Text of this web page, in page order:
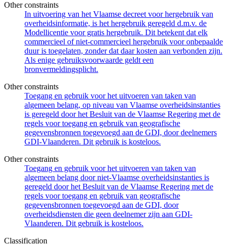
Other constraints
In uitvoering van het Vlaamse decreet voor hergebruik van
overheidsinformatie, is het hergebruik geregeld d.m.v. de
Modellicentie voor gratis hergebruik. Dit betekent dat elk
commercieel of niet-commercieel hergebruik voor onbepaalde
duur is toegelaten, zonder dat daar kosten aan verbonden zijn.
Als enige gebruiksvoorwaarde geldt een
bronvermeldingsplicht.
Other constraints
Toegang en gebruik voor het uitvoeren van taken van
algemeen belang, op niveau van Vlaamse overheidsinstanties
is geregeld door het Besluit van de Vlaamse Regering met de
regels voor toegang en gebruik van geografische
gegevensbronnen toegevoegd aan de GDI, door deelnemers
GDI-Vlaanderen. Dit gebruik is kosteloos.
Other constraints
Toegang en gebruik voor het uitvoeren van taken van
algemeen belang door niet-Vlaamse overheidsinstanties is
geregeld door het Besluit van de Vlaamse Regering met de
regels voor toegang en gebruik van geografische
gegevensbronnen toegevoegd aan de GDI, door
overheidsdiensten die geen deelnemer zijn aan GDI-
Vlaanderen. Dit gebruik is kosteloos.
Classification